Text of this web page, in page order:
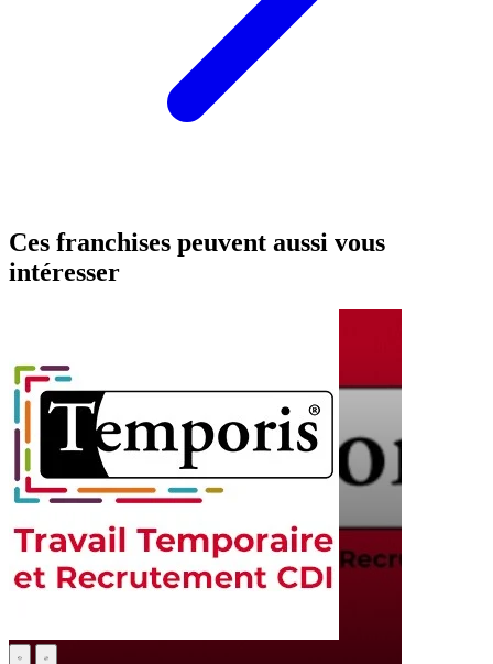
Ces franchises peuvent aussi vous
intéresser